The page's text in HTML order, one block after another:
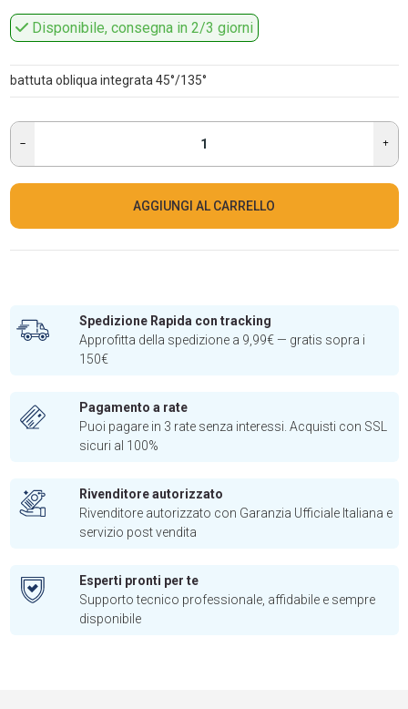
Disponibile, consegna in 2/3 giorni
battuta obliqua integrata 45°/135°
AGGIUNGI AL CARRELLO
Spedizione Rapida con tracking
Approfitta della spedizione a 9,99€ — gratis sopra i
150€
Pagamento a rate
Puoi pagare in 3 rate senza interessi. Acquisti con SSL
sicuri al 100%
Rivenditore autorizzato
Rivenditore autorizzato con Garanzia Ufficiale Italiana e
servizio post vendita
Esperti pronti per te
Supporto tecnico professionale, affidabile e sempre
disponibile